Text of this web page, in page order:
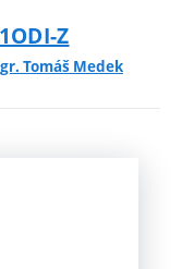
Z
Tomáš Medek